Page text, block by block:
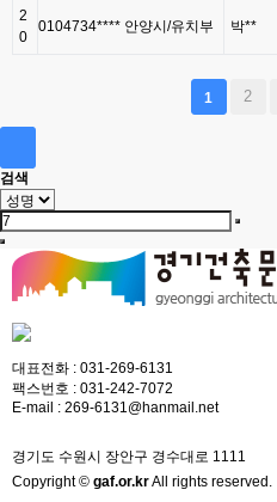
2
0
0104734**** 안양시/유치부 박**
1 2
검색
대표전화 : 031-269-6131
팩스번호 : 031-242-7072
E-mail : 269-6131@hanmail.net
경기도 수원시 장안구 경수대로 1111
Copyright © gaf.or.krAll rights reserved.